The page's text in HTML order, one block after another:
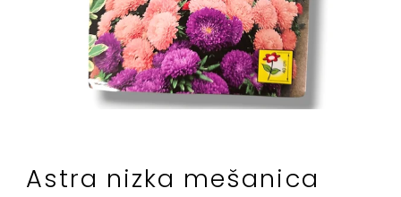
Astra nizka mešanica